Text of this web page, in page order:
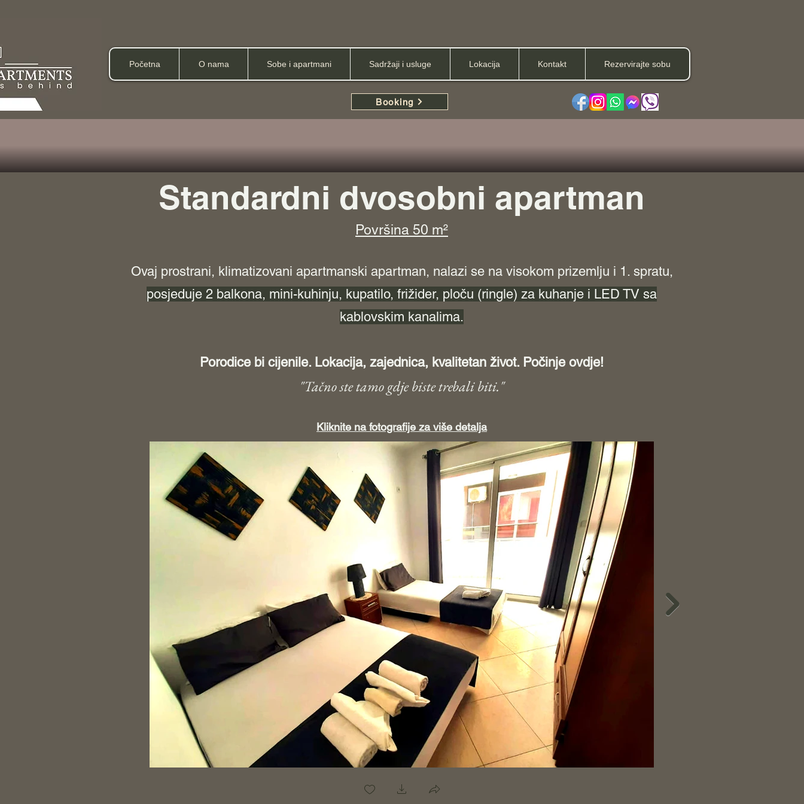
Početna O nama Sobe i apartmani Sadržaji i usluge Lokacija Kontakt Rezervirajte sobu
Booking
Standardni dvosobni apartman
Površina 50 m²
Ovaj prostrani, klimatizovani apartmanski apartman, nalazi sena visokom prizemlju i 1. spratu,
posjeduje 2 balkona, mini-kuhinju, kupatilo, frižider, ploču (ringle) za kuhanje i LED TV sa
kablovskim kanalima.
Porodice bi cijenile. Lokacija, zajednica, kvalitetan život. Počinje ovdje!
"Tačno ste tamo gdje biste trebali biti."
Kliknite na fotografije za više detalja